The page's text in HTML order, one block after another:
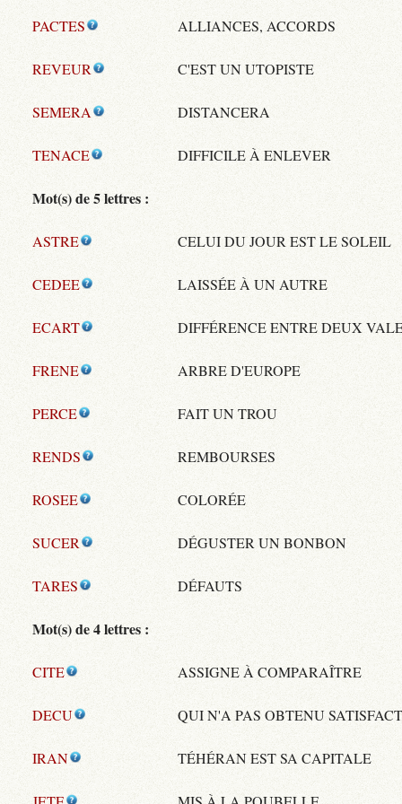
PACTES ALLIANCES, ACCORDS
REVEUR C'EST UN UTOPISTE
SEMERA DISTANCERA
TENACE DIFFICILE À ENLEVER
Mot(s) de 5 lettres :
ASTRE CELUI DU JOUR EST LE SOLEIL
CEDEE LAISSÉE À UN AUTRE
ECART DIFFÉRENCE ENTRE DEUX
FRENE ARBRE D'EUROPE
PERCE FAIT UN TROU
RENDS REMBOURSES
ROSEE COLORÉE
SUCER DÉGUSTER UN BONBON
TARES DÉFAUTS
Mot(s) de 4 lettres :
CITE ASSIGNE À COMPARAÎTRE
DECU QUI N'A PAS OBTENU
IRAN TÉHÉRAN EST SA CAPITALE